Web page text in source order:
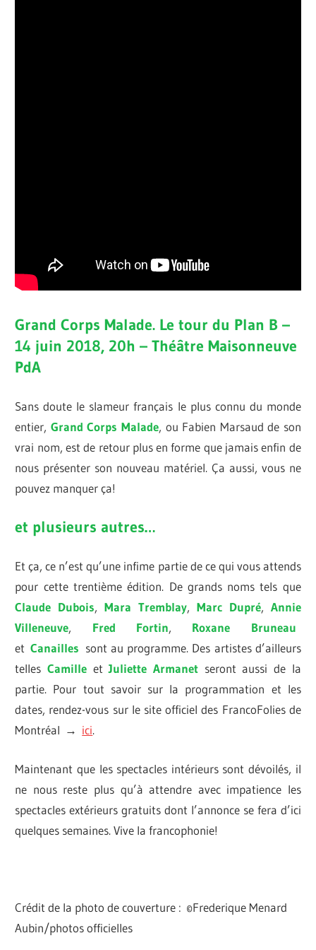
Grand Corps Malade. Le tour du Plan B –
14 juin 2018, 20h – Théâtre Maisonneuve
PdA
Sans doute le slameur français le plus connu du monde
entier, Grand Corps Malade, ou Fabien Marsaud de son
vrai nom, est de retour plus en forme que jamais enfin de
nous présenter son nouveau matériel. Ça aussi, vous ne
pouvez manquer ça!
et plusieurs autres…
Et ça, ce n’est qu’une infime partie de ce qui vous attends
pour cette trentième édition. De grands noms tels que
Claude Dubois,Mara Tremblay, Marc Dupré, Annie
Villeneuve, Fred Fortin, Roxane Bruneau
etCanailles sont au programme. Des artistes d’ailleurs
telles CamilleetJuliette Armanet seront aussi de la
partie. Pour tout savoir sur la programmation et les
dates, rendez-vous sur le site officiel des FrancoFolies de
Montréal → ici.
Maintenant que les spectacles intérieurs sont dévoilés, il
ne nous reste plus qu’à attendre avec impatience les
spectacles extérieurs gratuits dont l’annonce se fera d’ici
quelques semaines. Vive la francophonie!
Crédit de la photo de couverture : ©Frederique Menard
Aubin/photos officielles